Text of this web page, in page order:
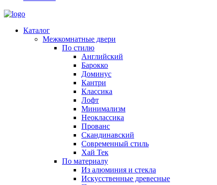
Каталог
Межкомнатные двери
По стилю
Английский
Барокко
Доминус
Кантри
Классика
Лофт
Минимализм
Неоклассика
Прованс
Скандинавский
Современный стиль
Хай Тек
По материалу
Из алюминия и стекла
Искусственные древесные